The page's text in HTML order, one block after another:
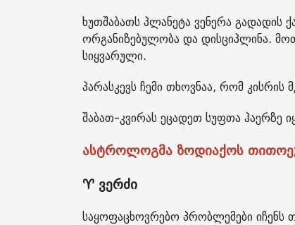
ხუთშაბათს პლანეტა ვენერა გადადის
ორგანიზებულობა და დისციპლინა.
სიყვარული.
პარასკევს ჩემი თხოვნაა, რომ
შაბათ-კვირას ეცადეთ სუფთა ჰაერზე
ასტროლოგმა ზოდიაქოს
♈ ვერძი
საყოფაცხოვრებო პრობლემები იჩენს